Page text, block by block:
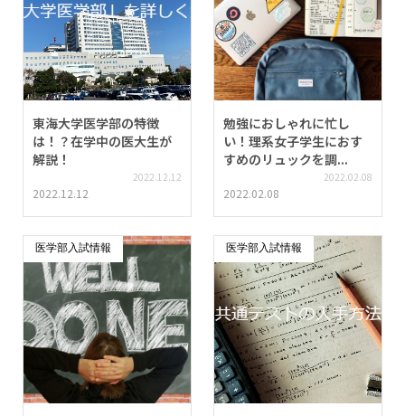
東海大学医学部の特徴
は！？在学中の医大生が
解説！
2022.12.12
2022.12.12
勉強におしゃれに忙し
い！理系女子学生におす
すめのリュックを調...
2022.02.08
2022.02.08
医学部入試情報 医学部入試情報